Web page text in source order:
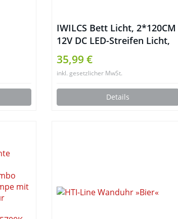
IWILCS Bett Licht, 2*120CM
12V DC LED-Streifen Licht,
Automatisch Ein/Aus
Bewegungs Aktiviert LED
Lichtleiste, Nachtlicht
Bewegungsmelder,
Wasserdicht Led Licht Kit
35,99 €
inkl. gesetzlicher MwSt.
Details